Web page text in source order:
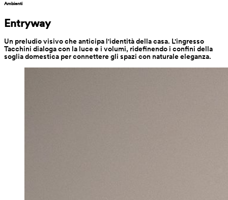
Ambienti
Entryway
Un preludio visivo che anticipa l'identità della casa. L'ingresso
Tacchini dialoga con la luce e i volumi, ridefinendo i confini della
soglia domestica per connettere gli spazi con naturale eleganza.